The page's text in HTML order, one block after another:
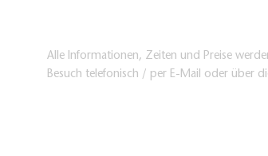
Alle Informationen, Zeiten und Preise
Besuch telefonisch / per E-Mail oder über